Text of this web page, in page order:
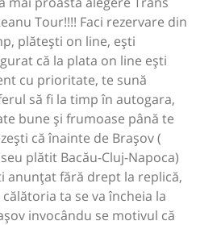
Tour!!!! Faci rezervare din
plătești on line, ești
că la plata on line ești
cu prioritate, te sună
să fi la timp în autogara,
bune și frumoase până te
că înainte de Brașov (
plătit Bacău-Cluj-Napoca)
anunțat fără drept la replică,
călătoria ta se va încheia la
invocându se motivul că